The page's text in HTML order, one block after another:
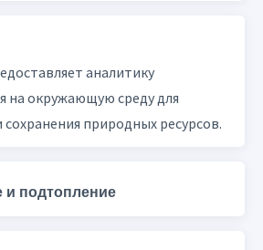
аналитику
на окружающую среду для
природных ресурсов.
и подтопление